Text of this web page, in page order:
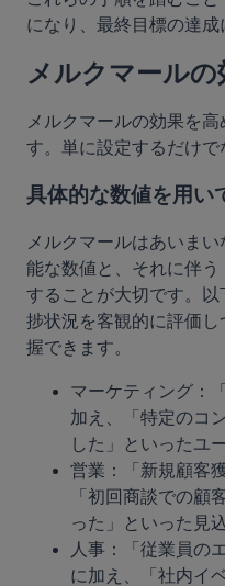
になり、最終目標の達成
メルクマール
メルクマールの効果を
す。単に設定するだけで
具体的な数値を用い
メルクマールはあいま
能な数値と、それに伴
することが大切です。
捗状況を客観的に評価
握できます。
マーケティング：
加え、「特定のコ
した」といったユ
営業：「新規顧客
「初回商談での顧
った」といった見
人事：「従業員の
に加え、「社内イ